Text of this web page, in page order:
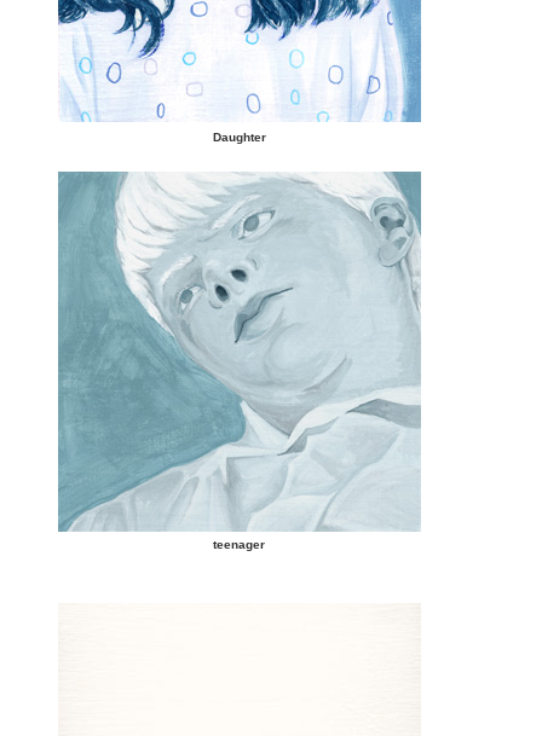
Daughter
teenager